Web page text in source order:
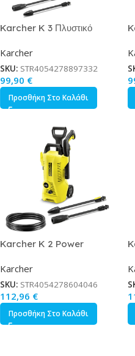
Karcher K 3 Πλυστικό
120bar Κωδικός 1.601-
888.0
Karcher
SKU: STR4054278897332
99,90 €
Προσθήκη Στο Καλάθι
Karcher K 2 Power
1400W με Πίεση 110bar
Κωδικός 1.673-600.0
Karcher
SKU: STR4054278604046
112,96 €
Προσθήκη Στο Καλάθι